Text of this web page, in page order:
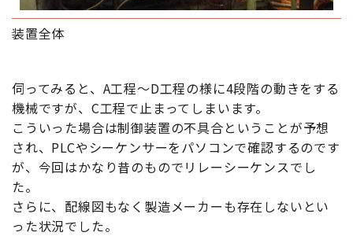
装置全体
伺ってみると、A工程～D工程の様に4段階の動きをする
機械ですが、C工程で止まってしまいます。
こういった場合は制御装置の不具合ということが予想
され、PLCやシーケンサーをパソコンで確認するのです
が、今回はかなり昔のものでリレーシーケンスでし
た。
さらに、配線図もなく製造メーカーも存在しないとい
った状況でした。